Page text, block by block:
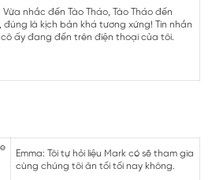
Vừa nhắc đến Tào Tháo, Tào Tháo đến
đúng là kịch bản khá tương xứng! Tin nhắn
ấy đang đến trên điện thoại của tôi.
Emma: Tôi tự hỏi liệu Mark có sẽ tham gia
cùng chúng tôi ăn tối tối nay không.